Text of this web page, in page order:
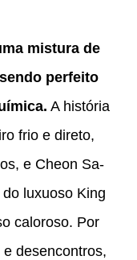
mistura de
perfeito
A história
frio e direto,
e Cheon Sa-
luxuoso King
caloroso. Por
desencontros,